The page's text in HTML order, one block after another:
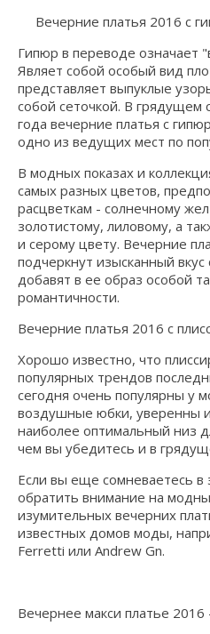
Вечерние платья 2016 с
Гипюр в переводе означает
Являет собой особый вид
представляет выпуклые
собой сеточкой. В грядущем
года вечерние платья с
одно из ведущих мест по
В модных показах и
самых разных цветов,
расцветкам - солнечному
золотистому, лиловому, а
и серому цвету. Вечерние
подчеркнут изысканный
добавят в ее образ особой
романтичности.
Вечерние платья 2016 с
Хорошо известно, что
популярных трендов
сегодня очень популярны у
воздушные юбки, уверенны
наиболее оптимальный низ
чем вы убедитесь и в
Если вы еще сомневаетесь в
обратить внимание на
изумительных вечерних
известных домов моды,
Ferretti или Andrew Gn.
Вечернее макси платье 2016